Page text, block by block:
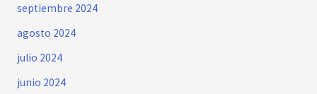
septiembre 2024
agosto 2024
julio 2024
junio 2024